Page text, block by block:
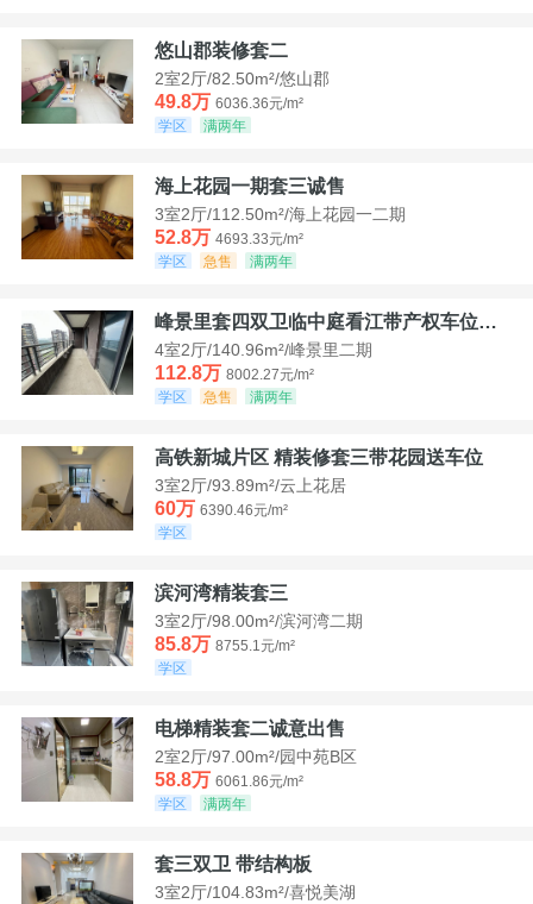
悠山郡装修套二
2室2厅/82.50m²/悠山郡
49.8万 6036.36元/m²
学区
满两年
海上花园一期套三诚售
3室2厅/112.50m²/海上花园一二期
52.8万 4693.33元/m²
学区
急售 满两年
峰景里套四双卫临中庭看江带产权车位诚售
4室2厅/140.96m²/峰景里二期
112.8万 8002.27元/m²
学区
急售 满两年
高铁新城片区 精装修套三带花园送车位
3室2厅/93.89m²/云上花居
60万 6390.46元/m²
学区
滨河湾精装套三
3室2厅/98.00m²/滨河湾二期
85.8万 8755.1元/m²
学区
电梯精装套二诚意出售
2室2厅/97.00m²/园中苑B区
58.8万 6061.86元/m²
学区
满两年
套三双卫 带结构板
3室2厅/104.83m²/喜悦美湖